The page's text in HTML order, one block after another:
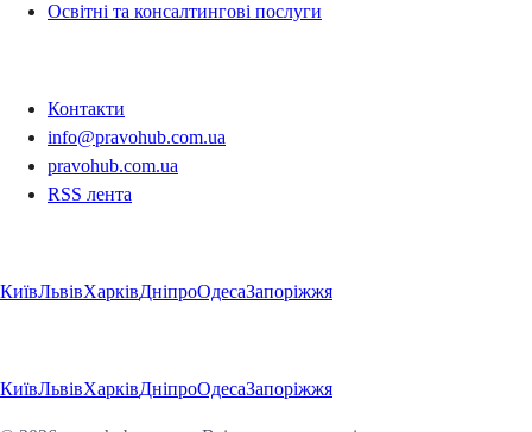
Освітні та консалтингові послуги
Контакти
info@pravohub.com.ua
pravohub.com.ua
RSS лента
КиївЛьвівХарківДніпроОдесаЗапоріжжя
КиївЛьвівХарківДніпроОдесаЗапоріжжя